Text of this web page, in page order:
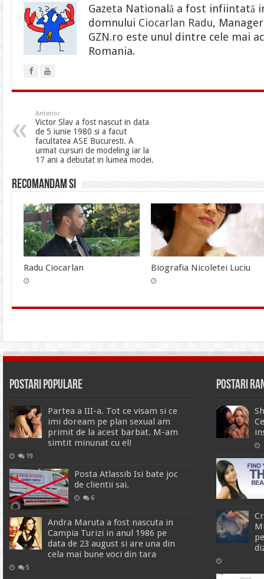
Gazeta Natională a fost infiintată
domnului Ciocarlan Radu,
GZN.ro este unul dintre cele mai
Romania.
Anterior
Victor Slav a fost nascut in data
de 5 iunie 1980 si a facut
facultatea ASE Bucuresti. A
urmat cursuri de modeling iar la
17 ani a debutat in lumea modei.
Recomandam si
Radu Ciocarlan Biografia Nicoletei Luciu
Postari Populare
Partea a III-a. Tot ce visam si ce
imi doream pe plan sexual am
primit de la acest barbat. M-am
simtit minunat cu el!
19
Posta Atlassib Isi bate joc
de clientii sai.
6
Andra Maruta a fost nascuta in
Campia Turizi in anul 1986 pe
data de 23 august si are una din
cela mai bune voci din tara
5
Postari